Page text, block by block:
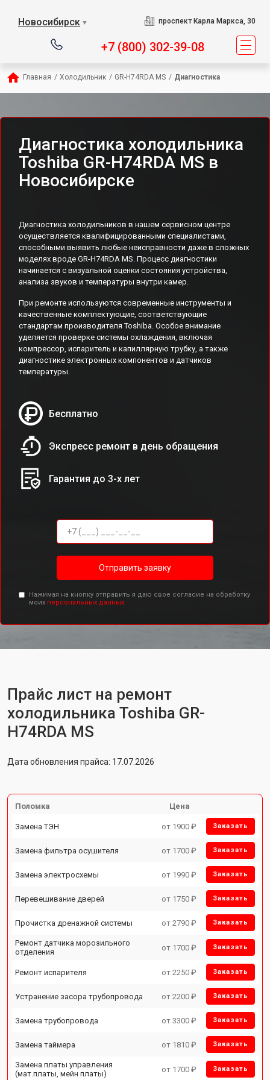
Новосибирск ▼ проспект Карла Маркса, 30
+7 (800) 302-39-08
Главная / Холодильник / GR-H74RDA MS / Диагностика
Диагностика холодильника
Toshiba GR-H74RDA MS в
Новосибирске
Диагностика холодильников в нашем сервисном центре
осуществляется квалифицированными специалистами,
способными выявить любые неисправности даже в сложных
моделях вроде GR-H74RDA MS. Процесс диагностики
начинается с визуальной оценки состояния устройства,
анализа звуков и температуры внутри камер.
При ремонте используются современные инструменты и
качественные комплектующие, соответствующие
стандартам производителя Toshiba. Особое внимание
уделяется проверке системы охлаждения, включая
компрессор, испаритель и капиллярную трубку, а также
диагностике электронных компонентов и датчиков
температуры.
Бесплатно
Экспресс ремонт в день обращения
Гарантия до 3-х лет
Отправить заявку
Нажимая на кнопку отправить я даю свое согласие на обработку
моих персональных данных.
Прайс лист на ремонт
холодильника Toshiba GR-
H74RDA MS
Дата обновления прайса: 17.07.2026
Поломка Цена
Замена ТЭН от 1900 ₽ Заказать
Замена фильтра осушителя от 1700 ₽ Заказать
Замена электросхемы от 1990 ₽ Заказать
Перевешивание дверей от 1750 ₽ Заказать
Прочистка дренажной системы от 2790 ₽ Заказать
Ремонт датчика морозильного
отделения
от 1700 ₽ Заказать
Ремонт испарителя от 2250 ₽ Заказать
Устранение засора трубопровода от 2200 ₽ Заказать
Замена трубопровода от 3300 ₽ Заказать
Замена таймера от 1810 ₽ Заказать
Замена платы управления
(мат.платы, мейн платы)
от 1700 ₽ Заказать